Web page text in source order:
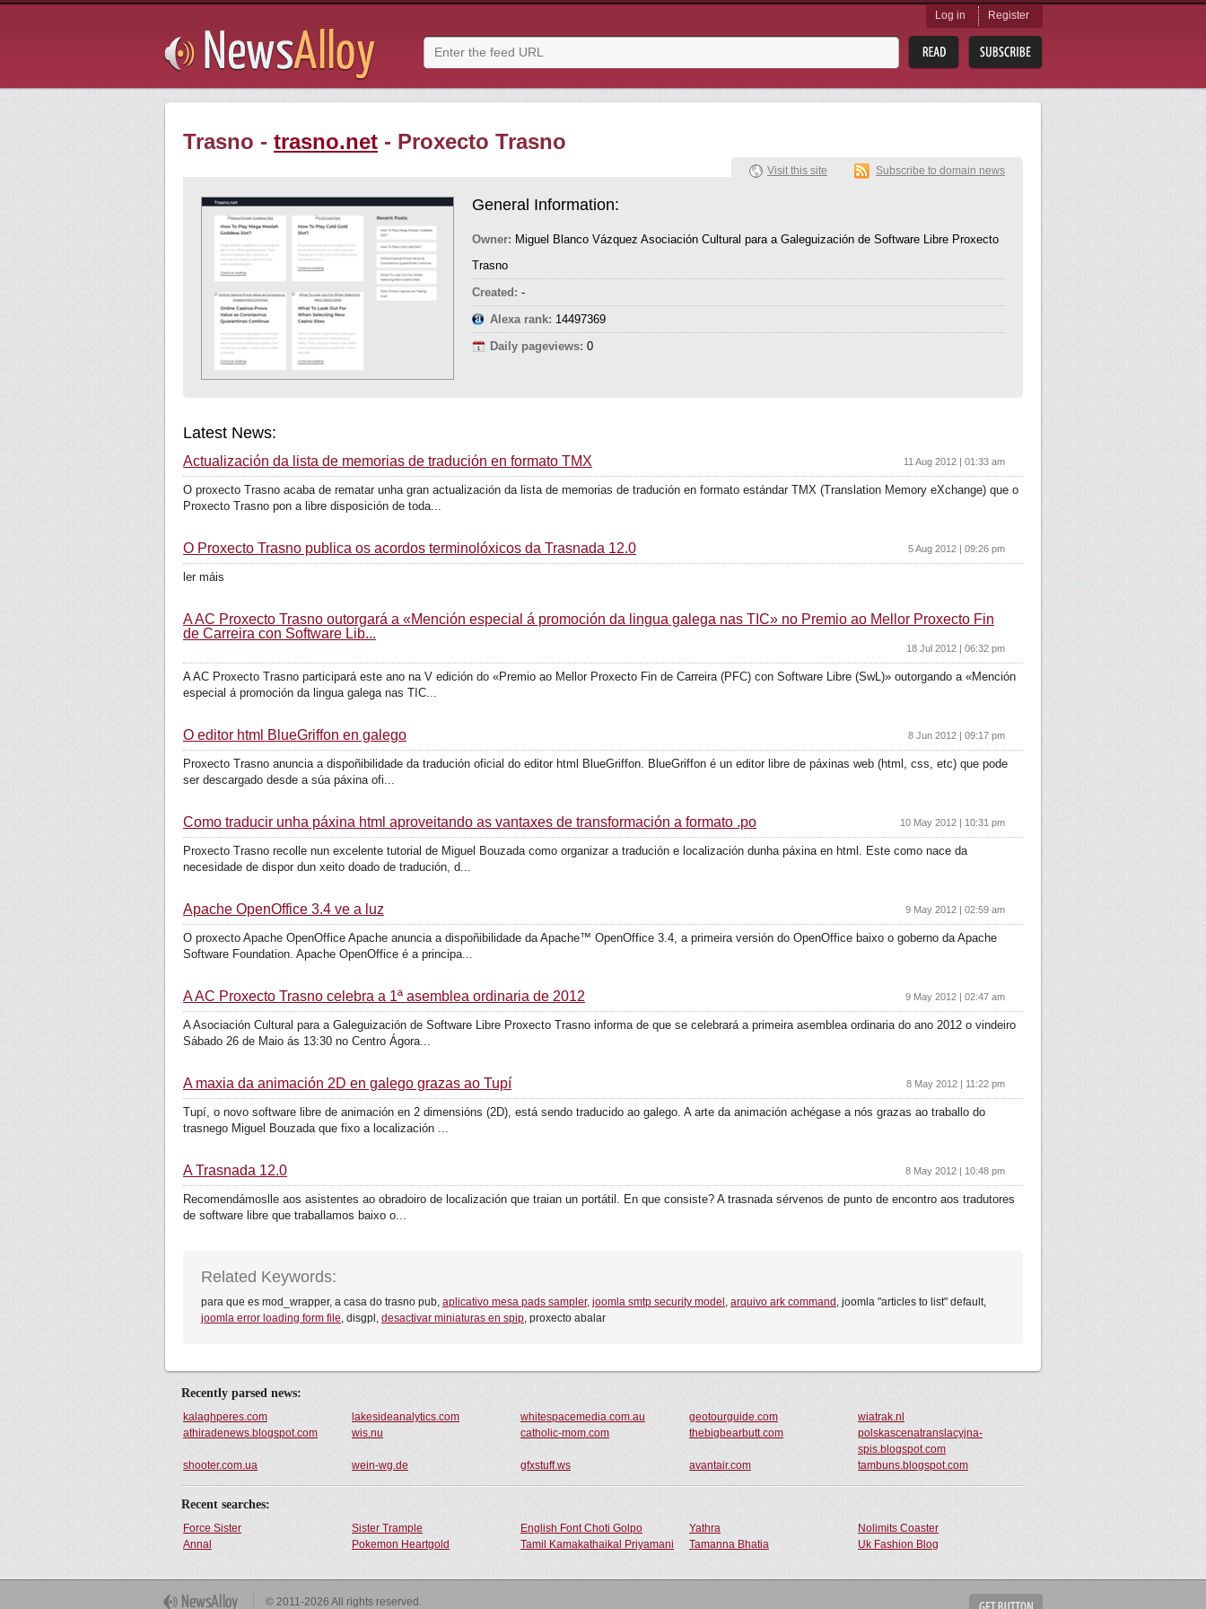
Log in Register
Trasno - trasno.net - Proxecto Trasno
General Information:
Owner: Miguel Blanco Vázquez Asociación Cultural para a Galeguización de Software Libre Proxecto
Trasno
Created: -
Alexa rank: 14497369
Daily pageviews: 0
Visit this site Subscribe to domain news
Latest News:
Actualización da lista de memorias de tradución en formato TMX 11 Aug 2012 | 01:33 am
O proxecto Trasno acaba de rematar unha gran actualización da lista de memorias de tradución en formato estándar TMX (Translation Memory eXchange) que o
Proxecto Trasno pon a libre disposición de toda...
O Proxecto Trasno publica os acordos terminolóxicos da Trasnada 12.0 5 Aug 2012 | 09:26 pm
ler máis
A AC Proxecto Trasno outorgará a «Mención especial á promoción da lingua galega nas TIC» no Premio ao Mellor Proxecto Fin
de Carreira con Software Lib...
18 Jul 2012 | 06:32 pm
A AC Proxecto Trasno participará este ano na V edición do «Premio ao Mellor Proxecto Fin de Carreira (PFC) con Software Libre (SwL)» outorgando a «Mención
especial á promoción da lingua galega nas TIC...
O editor html BlueGriffon en galego 8 Jun 2012 | 09:17 pm
Proxecto Trasno anuncia a dispoñibilidade da tradución oficial do editor html BlueGriffon. BlueGriffon é un editor libre de páxinas web (html, css, etc) que pode
ser descargado desde a súa páxina ofi...
Como traducir unha páxina html aproveitando as vantaxes de transformación a formato .po 10 May 2012 | 10:31 pm
Proxecto Trasno recolle nun excelente tutorial de Miguel Bouzada como organizar a tradución e localización dunha páxina en html. Este como nace da
necesidade de dispor dun xeito doado de tradución, d...
Apache OpenOffice 3.4 ve a luz 9 May 2012 | 02:59 am
O proxecto Apache OpenOffice Apache anuncia a dispoñibilidade da Apache™ OpenOffice 3.4, a primeira versión do OpenOffice baixo o goberno da Apache
Software Foundation. Apache OpenOffice é a principa...
A AC Proxecto Trasno celebra a 1ª asemblea ordinaria de 2012 9 May 2012 | 02:47 am
A Asociación Cultural para a Galeguización de Software Libre Proxecto Trasno informa de que se celebrará a primeira asemblea ordinaria do ano 2012 o vindeiro
Sábado 26 de Maio ás 13:30 no Centro Ágora...
A maxia da animación 2D en galego grazas ao Tupí 8 May 2012 | 11:22 pm
Tupí, o novo software libre de animación en 2 dimensións (2D), está sendo traducido ao galego. A arte da animación achégase a nós grazas ao traballo do
trasnego Miguel Bouzada que fixo a localización ...
A Trasnada 12.0 8 May 2012 | 10:48 pm
Recomendámoslle aos asistentes ao obradoiro de localización que traian un portátil. En que consiste? A trasnada sérvenos de punto de encontro aos tradutores
de software libre que traballamos baixo o...
Related Keywords:
para que es mod_wrapper, a casa do trasno pub, aplicativo mesa pads sampler, joomla smtp security model , arquivo ark command , joomla "articles to list" default,
joomla error loading form file, disgpl, desactivar miniaturas en spip, proxecto abalar
Recently parsed news:
kalaghperes.com lakesideanalytics.com whitespacemedia.com.au geotourguide.com
wiatrak.nl
athiradenews.blogspot.com
wis.nu catholic-mom.com thebigbearbutt.com
polskascenatranslacyjna-
spis.blogspot.com
shooter.com.ua
wein-wg.de gfxstuff.ws avantair.com tambuns.blogspot.com
Recent searches:
Force Sister Sister Trample English Font Choti Golpo Yathra
Nolimits Coaster
Annal
Pokemon Heartgold Tamil Kamakathaikal Priyamani Tamanna Bhatia Uk Fashion Blog
© 2011-2026 All rights reserved.